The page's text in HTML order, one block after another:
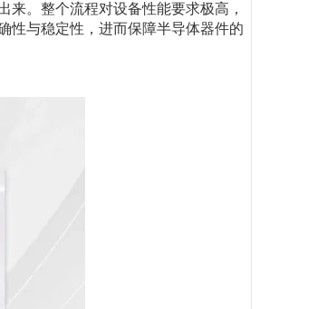
来。整个流程对设备性能要求极高 ，
性与稳定性，进而保障半导体器件的